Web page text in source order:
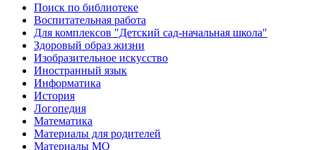
Поиск по библиотеке
Воспитательная работа
Для комплексов "Детский сад-начальная школа"
Здоровый образ жизни
Изобразительное искусство
Иностранный язык
Информатика
История
Логопедия
Математика
Материалы для родителей
Материалы МО